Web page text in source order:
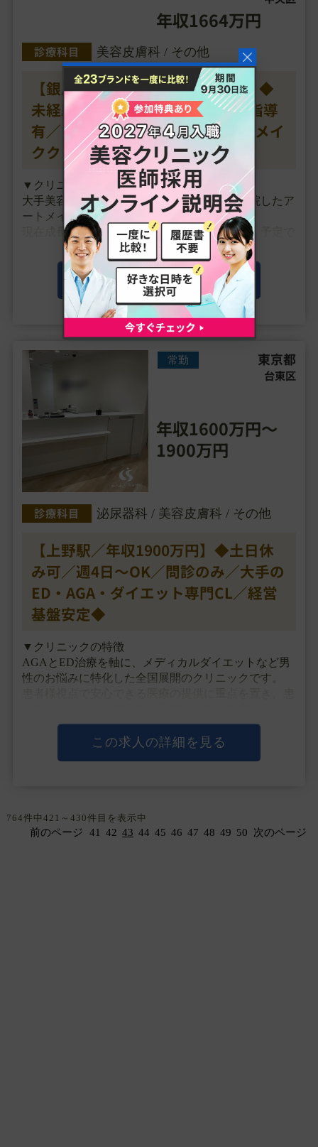
年収1664万円
診療科目 美容皮膚科 / その他
【銀座一丁目駅／年収1664万円】◆
未経験可／週4日勤務／院長より指導
有／ゆったり勤務／話題のアートメイ
ククリニック◆
▼クリニックの特徴
大手美容クリニックで経験を積んだ院長が開院したア
ートメイク専門クリニックです。
現在成長中により、今後も規模を拡大していく予定で
▼主な施術
アートメイク
マニュアル完備
院長指導有り
交通費支給・・・
この求人の詳細を見る
常勤 東京都
台東区
年収1600万円～
1900万円
診療科目 泌尿器科 / 美容皮膚科 / その他
【上野駅／年収1900万円】◆土日休
み可／週4日～OK／問診のみ／大手の
ED・AGA・ダイエット専門CL／経営
基盤安定◆
▼クリニックの特徴
AGAとED治療を軸に、メディカルダイエットなど男
性のお悩みに特化した全国展開のクリニックです。
お求めやすい価格で医薬品を提供すること、そして通
この求人の詳細を見る
764件中421～430件目を表示中
前のページ 41 42 43 44 45 46 47 48 49 50 次のページ